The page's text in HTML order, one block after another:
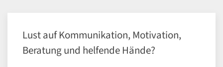
Lust auf Kommunikation, Motivation,
Beratung und helfende Hände?